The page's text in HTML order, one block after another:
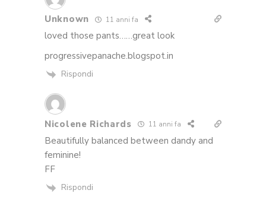
Unknown 11 anni fa
loved those pants……great look
progressivepanache.blogspot.in
Rispondi
Nicolene Richards 11 anni fa
Beautifully balanced between dandy and
feminine!
FF
Rispondi